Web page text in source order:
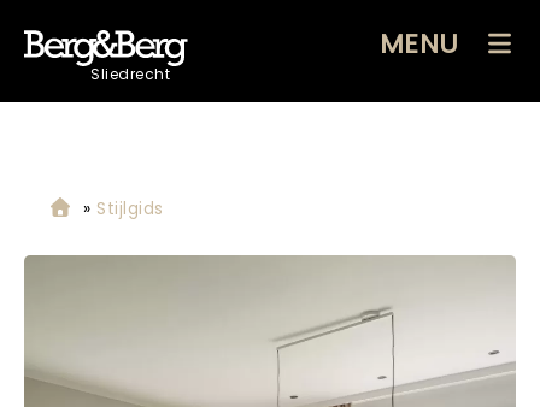
Sliedrecht
MENU
» Stijlgids